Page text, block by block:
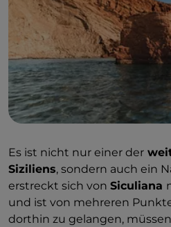
Es ist nicht nur einer der
Siziliens, sondern auch ein
erstreckt sich von Siculiana
und ist von mehreren
dorthin zu gelangen,